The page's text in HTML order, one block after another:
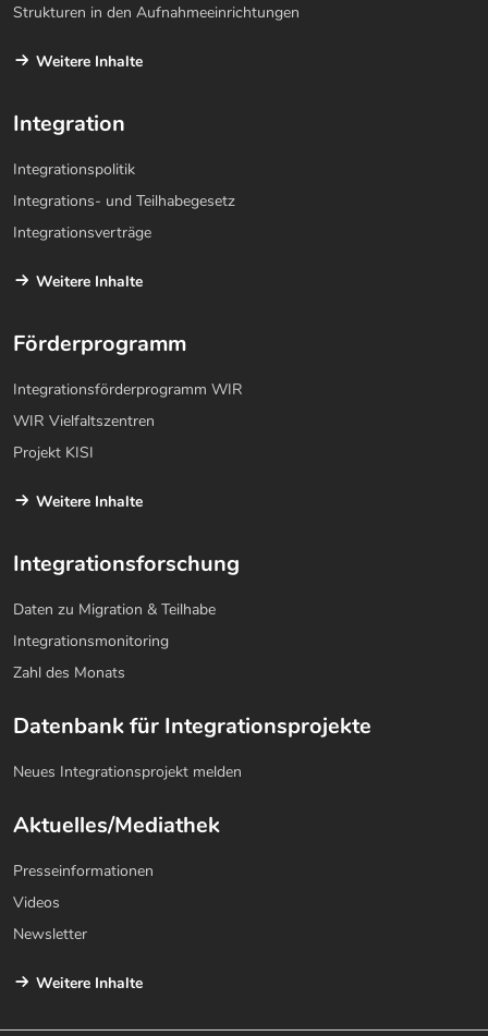
Strukturen in den Aufnahmeeinrichtungen
Weitere Inhalte
Integration
Integrationspolitik
Integrations- und Teilhabegesetz
Integrationsverträge
Weitere Inhalte
Förderprogramm
Integrationsförderprogramm WIR
WIR Vielfaltszentren
Projekt KISI
Weitere Inhalte
Integrationsforschung
Daten zu Migration & Teilhabe
Integrationsmonitoring
Zahl des Monats
Datenbank für Integrationsprojekte
Neues Integrationsprojekt melden
Aktuelles/Mediathek
Presseinformationen
Videos
Newsletter
Weitere Inhalte